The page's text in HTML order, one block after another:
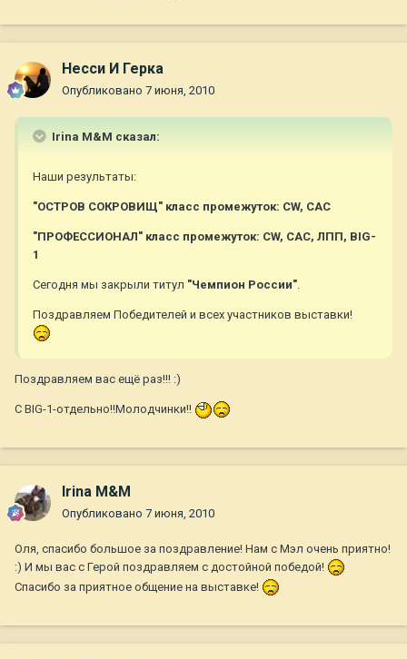
Несси И Герка
Опубликовано 7 июня, 2010
Irina M&M сказал:
Наши результаты:
"ОСТРОВ СОКРОВИЩ" класс промежуток: CW, CAC
"ПРОФЕССИОНАЛ" класс промежуток: CW, CAC, ЛПП, BIG-
1
Сегодня мы закрыли титул "Чемпион России".
Поздравляем Победителей и всех участников выставки!
Поздравляем вас ещё раз!!! :)
С BIG-1-отдельно!!Молодчинки!!
Irina M&M
Опубликовано 7 июня, 2010
Оля, спасибо большое за поздравление! Нам с Мэл очень приятно!
:) И мы вас с Герой поздравляем с достойной победой!
Спасибо за приятное общение на выставке!